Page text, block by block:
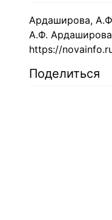
Ардаширова,
А.Ф.
https://
Поделиться